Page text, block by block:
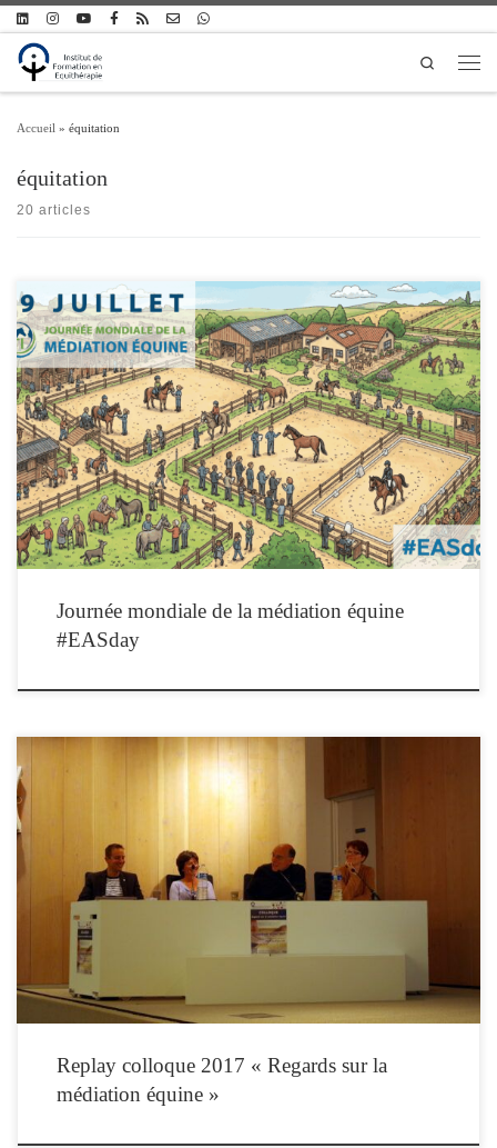
Passer au contenu
Search
Accueil » équitation
équitation
20 articles
Nous célébrons en ce 29 juillet la 1e journée mondiale de la médiation équine : une
initiative de la fédération HETI pour créer du lien entre praticiens du monde entier,
et rendre hommage aux pratiques en rappelant d'où nous venons et ce qui nous
relie. Pour participer à cette journée exceptionnelle, nous avons choisi de vous
parler de l'histoire de la médiation équine au travers de Lis Hartel, non pas au
travers de ses victoires, mais au travers de ses chevaux.
Journée mondiale de la médiation équine
#EASday
Retrouvez les enregistrements vidéo des communications présentées à l’occasion du
colloque « Regards sur médiation équine » du 12 mai 2017. Vous pouvez naviguer
entre les interventions en utilisant le bouton « playlist » qui donne accès à
l’ensemble des vidéos :
Replay colloque 2017 « Regards sur la
médiation équine »